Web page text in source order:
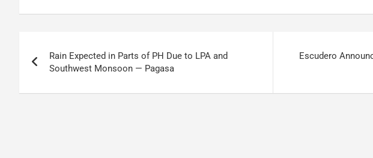
navigation
Rain Expected in Parts of PH Due to LPA and
Southwest Monsoon — Pagasa
Escudero